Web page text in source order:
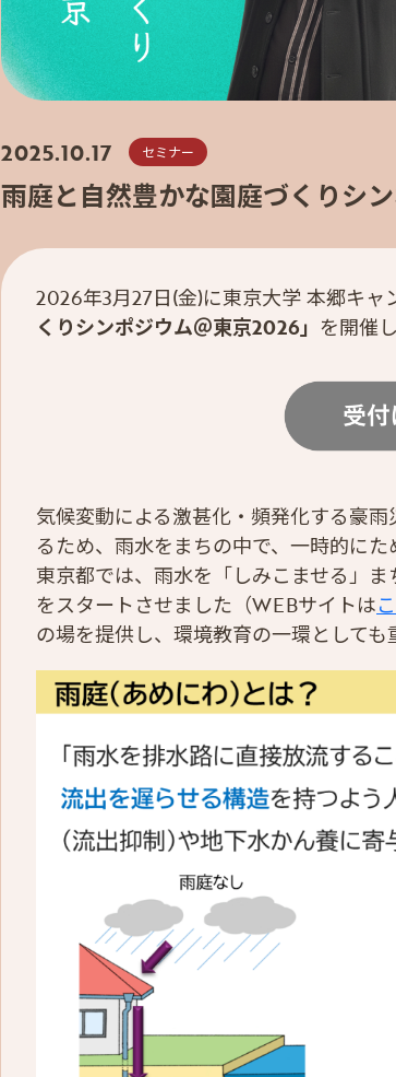
2025.10.17 セミナー
雨庭と自然豊かな園庭づくりシ
2026年3月27日(金)に東京大学 本郷キャ
くりシンポジウム＠東京2026」 を開催
気候変動による激甚化・頻発化する豪
るため、雨水をまちの中で、一時的に
東京都では、雨水を「しみこませる」ま
をスタートさせました（WEBサイトは
の場を提供し、環境教育の一環としても